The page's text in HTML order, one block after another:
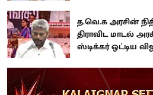
த.வெ.க அரசின்
திராவிட மாடல்
ஸ்டிக்கர் ஒட்டிய